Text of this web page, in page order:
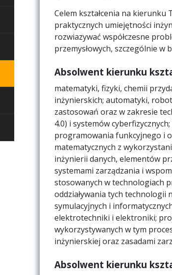
Celem kształcenia na kierunku
praktycznych umiejętności
rozwiazywać współczesne
przemysłowych, szczególnie w
Absolwent kierunku
matematyki, fizyki, chemii
inżynierskich; automatyki,
zastosowań oraz w zakresie
4.0) i systemów
programowania funkcyjnego i
matematycznych z
inżynierii danych, elementów
systemami zarządzania i
stosowanych w technologiach
oddziaływania tych
symulacyjnych i
elektrotechniki i elektroniki;
wykorzystywanych w tym
inżynierskiej oraz zasadami
Absolwent kierunku